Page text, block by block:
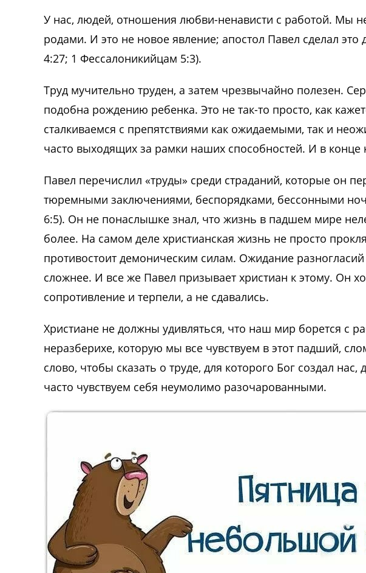
У нас, людей, отношения любви-ненависти с работой. Мы
родами. И это не новое явление; апостол Павел сделал это
4:27; 1 Фессалоникийцам 5:3).
Труд мучительно труден, а затем чрезвычайно полезен.
подобна рождению ребенка. Это не так-то просто, как
сталкиваемся с препятствиями как ожидаемыми, так и
часто выходящих за рамки наших способностей. И в конце
Павел перечислил «труды» среди страданий, которые он
тюремными заключениями, беспорядками, бессонными
6:5). Он не понаслышке знал, что жизнь в падшем мире
более. На самом деле христианская жизнь не просто
противостоит демоническим силам. Ожидание
сложнее. И все же Павел призывает христиан к этому. Он
сопротивление и терпели, а не сдавались.
Христиане не должны удивляться, что наш мир борется с
неразберихе, которую мы все чувствуем в этот падший,
слово, чтобы сказать о труде, для которого Бог создал
часто чувствуем себя неумолимо разочарованными.